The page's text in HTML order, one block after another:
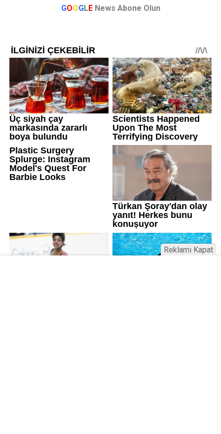
GOOGLE News Abone Olun
Reklamı Kapat